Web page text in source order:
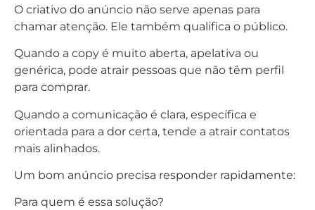
O criativo do anúncio não serve apenas para
chamar atenção. Ele também qualifica o público.
Quando a copy é muito aberta, apelativa ou
genérica, pode atrair pessoas que não têm perfil
para comprar.
Quando a comunicação é clara, específica e
orientada para a dor certa, tende a atrair contatos
mais alinhados.
Um bom anúncio precisa responder rapidamente:
Para quem é essa solução?